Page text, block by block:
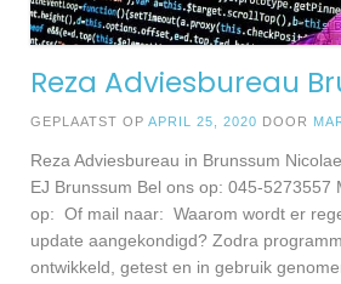
Reza Adviesbureau
GEPLAATST OP APRIL 25, 2020 DOOR
Reza Adviesbureau in Brunssum
EJ Brunssum Bel ons op: 045-5273557
op: Of mail naar: Waarom wordt er
update aangekondigd? Zodra
ontwikkeld, getest en in gebruik